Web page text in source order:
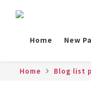
Home New
Home Blog list